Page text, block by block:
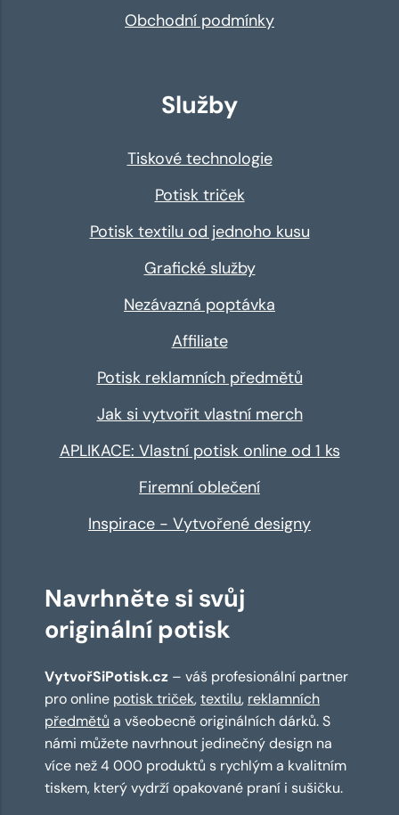
Obchodní podmínky
Služby
Tiskové technologie
Potisk triček
Potisk textilu od jednoho kusu
Grafické služby
Nezávazná poptávka
Affiliate
Potisk reklamních předmětů
Jak si vytvořit vlastní merch
APLIKACE: Vlastní potisk online od 1 ks
Firemní oblečení
Inspirace - Vytvořené designy
Navrhněte si svůj
originální potisk
VytvořSiPotisk.cz – váš profesionální partner
pro online potisk triček,textilu, reklamních
předmětů a všeobecně originálních dárků. S
námi můžete navrhnout jedinečný design na
více než 4 000 produktů s rychlým a kvalitním
tiskem, který vydrží opakované praní i sušičku.